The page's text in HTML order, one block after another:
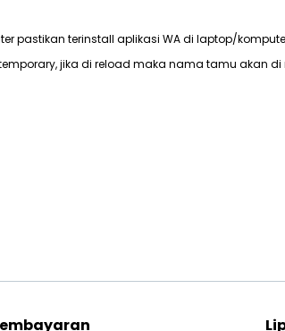
pastikan terinstall aplikasi WA di laptop/
jika di reload maka nama tamu akan di